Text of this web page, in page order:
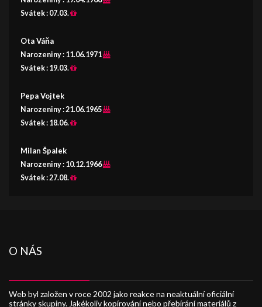
Svátek : 07.03.
Ota Váňa
Narozeniny : 11.06.1971
Svátek : 19.03.
Pepa Vojtek
Narozeniny :21.06.1965
Svátek : 18.06.
Milan Špalek
Narozeniny : 10.12.1966
Svátek :27.08.
O NÁS
Web byl založen v roce 2002 jako reakce na neaktuální oficiální
stránky skupiny. Jakékoliv kopírování nebo přebírání materiálů z